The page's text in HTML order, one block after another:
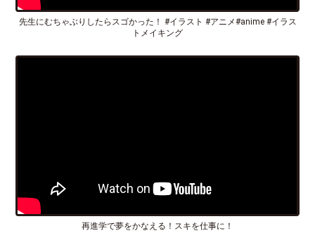
先生にむちゃぶりしたらスゴかった！ #イラスト #アニメ#anime #イラス
トメイキング
再進学で夢をかなえる！スキを仕事に！